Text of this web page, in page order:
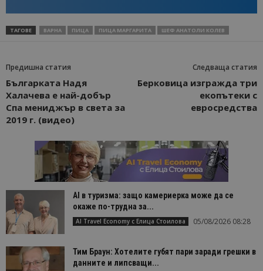
ТАГОВЕ ВАРНА ПИЦА ПИЦА МАРГАРИТА ШЕФ АНАТОЛИ КОЛЕВ
Предишна статия
Българката Надя
Халачева е най-добър
Спа мениджър в света за
2019 г. (видео)
Следваща статия
Берковица изгражда три
екопътеки с
евросредства
AI в туризма: защо камериерка може да се
окаже по-трудна за...
AI Travel Economy с Елица Стоилова 05/08/2026 08:28
Тим Браун: Хотелите губят пари заради грешки в
данните и липсващи...